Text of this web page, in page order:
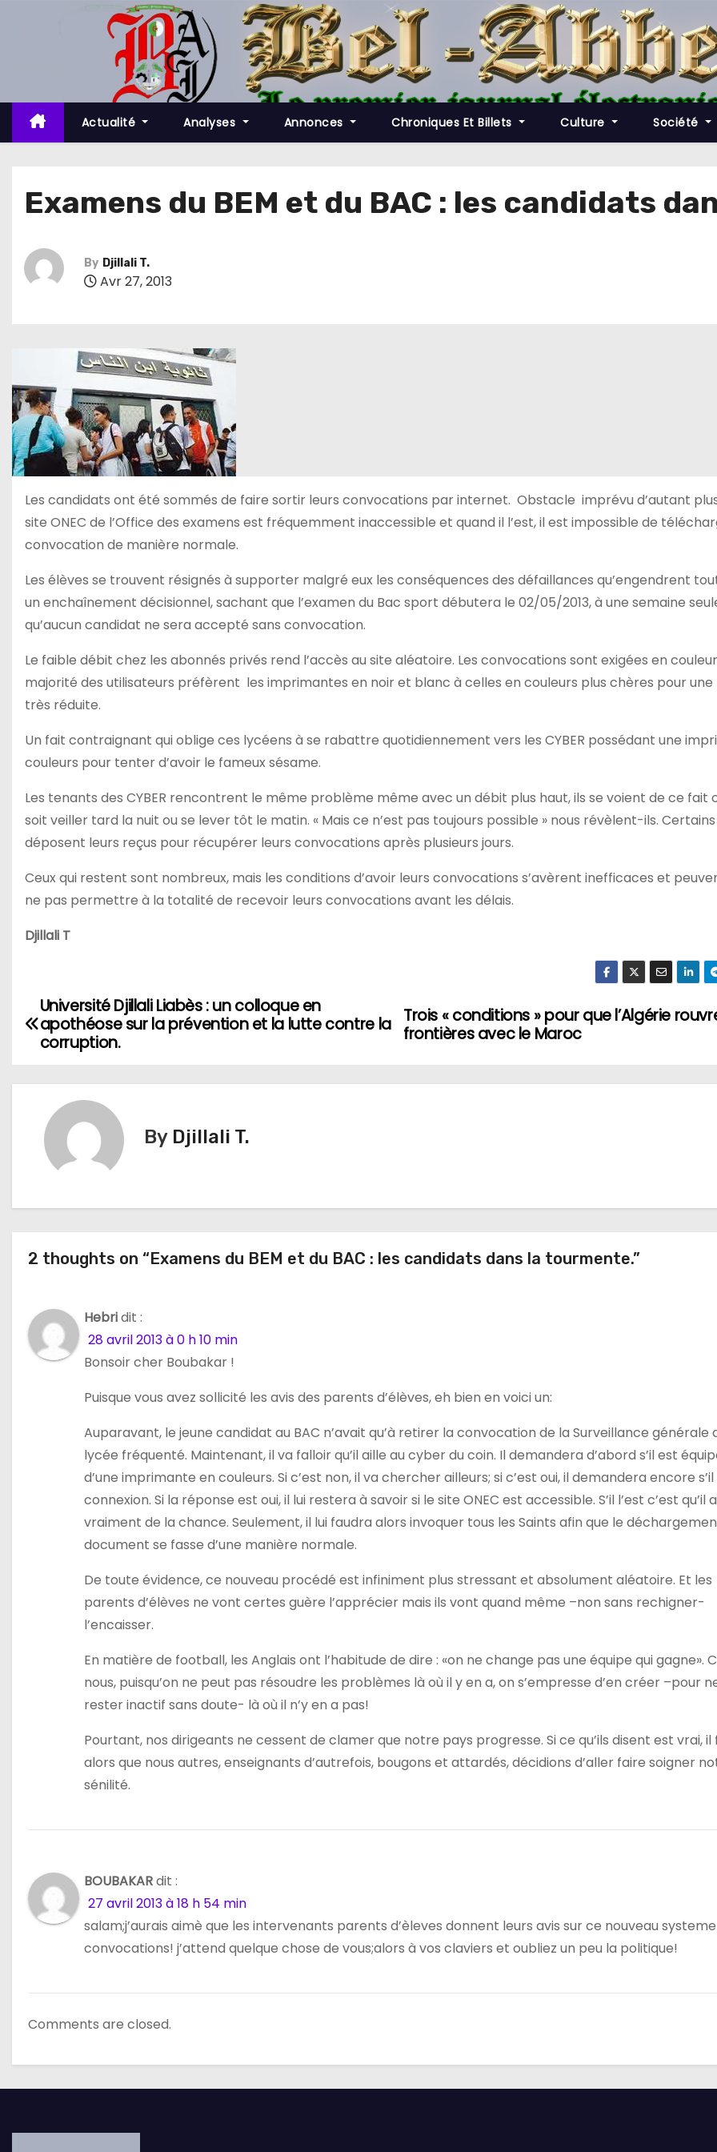
t
c
Actualité Analyses Annonces Chroniques Et Billets Culture Société
Examens du BEM et du BAC : les candidats
By Djillali T.
Avr 27, 2013
Les candidats ont été sommés de faire sortir leurs convocations par internet. Obstacle imprévu d’autant
site ONEC de l’Office des examens est fréquemment inaccessible et quand il l’est, il est impossible de
convocation de manière normale.
Les élèves se trouvent résignés à supporter malgré eux les conséquences des défaillances qu’engendrent
un enchaînement décisionnel, sachant que l’examen du Bac sport débutera le 02/05/2013, à une semaine
qu’aucun candidat ne sera accepté sans convocation.
Le faible débit chez les abonnés privés rend l’accès au site aléatoire. Les convocations sont exigées en
majorité des utilisateurs préfèrent les imprimantes en noir et blanc à celles en couleurs plus chères pour
très réduite.
Un fait contraignant qui oblige ces lycéens à se rabattre quotidiennement vers les CYBER possédant une
couleurs pour tenter d’avoir le fameux sésame.
Les tenants des CYBER rencontrent le même problème même avec un débit plus haut, ils se voient de ce fait
soit veiller tard la nuit ou se lever tôt le matin. « Mais ce n’est pas toujours possible » nous révèlent-ils.
déposent leurs reçus pour récupérer leurs convocations après plusieurs jours.
Ceux qui restent sont nombreux, mais les conditions d’avoir leurs convocations s’avèrent inefficaces et
ne pas permettre à la totalité de recevoir leurs convocations avant les délais.
Djillali T
N
v
t
i
n
d
Trois « conditions » pour que l’Algérie
frontières avec le Maroc
Université Djillali Liabès : un colloque en
apothéose sur la prévention et la lutte contre la
corruption.
By Djillali T.
2 thoughts on “Examens du BEM et du BAC : les candidats dans la tourmente.”
Hebridit :
28 avril 2013 à 0 h 10 min
Bonsoir cher Boubakar !
Puisque vous avez sollicité les avis des parents d’élèves, eh bien en voici un:
Auparavant, le jeune candidat au BAC n’avait qu’à retirer la convocation de la Surveillance générale
lycée fréquenté. Maintenant, il va falloir qu’il aille au cyber du coin. Il demandera d’abord s’il est
d’une imprimante en couleurs. Si c’est non, il va chercher ailleurs; si c’est oui, il demandera encore s’il
connexion. Si la réponse est oui, il lui restera à savoir si le site ONEC est accessible. S’il l’est c’est qu’il a
vraiment de la chance. Seulement, il lui faudra alors invoquer tous les Saints afin que le
document se fasse d’une manière normale.
De toute évidence, ce nouveau procédé est infiniment plus stressant et absolument aléatoire. Et les
parents d’élèves ne vont certes guère l’apprécier mais ils vont quand même –non sans rechigner-
l’encaisser.
En matière de football, les Anglais ont l’habitude de dire : «on ne change pas une équipe qui gagne».
nous, puisqu’on ne peut pas résoudre les problèmes là où il y en a, on s’empresse d’en créer –pour
rester inactif sans doute- là où il n’y en a pas!
Pourtant, nos dirigeants ne cessent de clamer que notre pays progresse. Si ce qu’ils disent est vrai, il
alors que nous autres, enseignants d’autrefois, bougons et attardés, décidions d’aller faire soigner
sénilité.
BOUBAKARdit :
27 avril 2013 à 18 h 54 min
salam;j’aurais aimè que les intervenants parents d’èleves donnent leurs avis sur ce nouveau
convocations! j’attend quelque chose de vous;alors à vos claviers et oubliez un peu la politique!
Comments are closed.